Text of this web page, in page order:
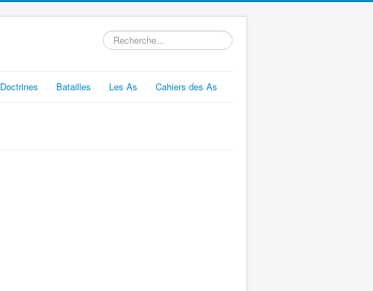
Rechercher
Doctrines Batailles Les As Cahiers des As